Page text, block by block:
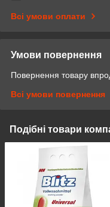
Всі умови оплати
Умови повернення
Повернення товару
Всі умови повернення
Подібні товари